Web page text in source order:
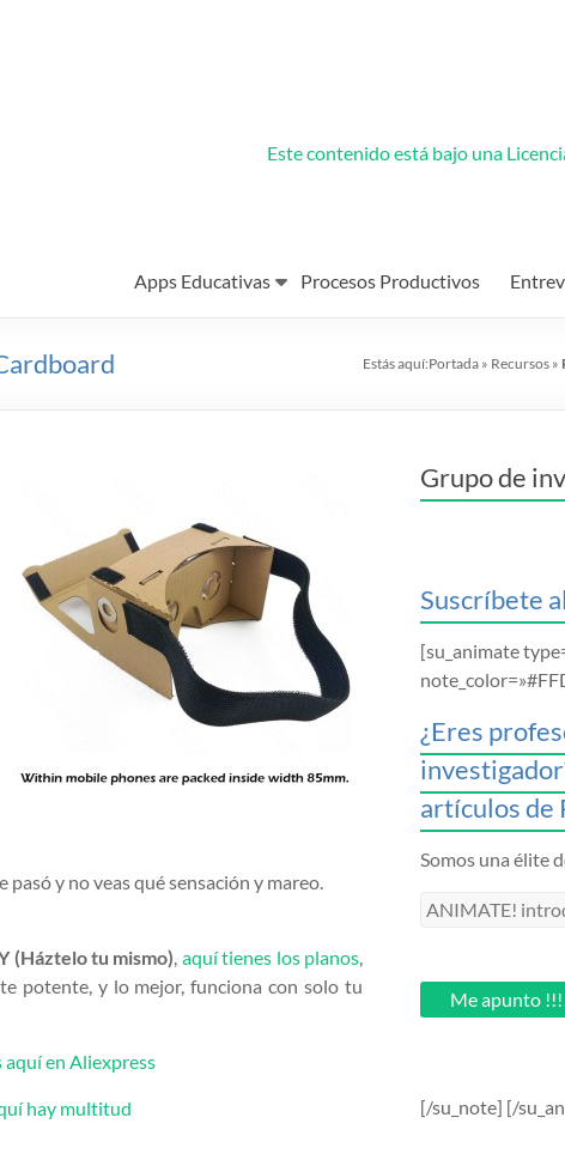
Este contenido está bajo una
Apps Educativas Procesos Productivos
Estás aquí:Portada » Recursos »
pasó y no veas qué sensación y mareo.
(Háztelo tu mismo), aquí tienes los planos,
potente, y lo mejor, funciona con solo tu
aquí en Aliexpress
hay multitud
Grupo de
Suscríbete
[su_animate
¿Eres
artículos de
Somos una élite
ANIMATE!
email.Me apunto !!!
[/su_note] [/